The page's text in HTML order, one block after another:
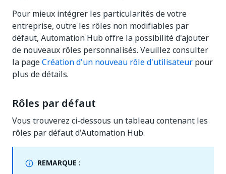
Pour mieux intégrer les particularités de votre
entreprise, outre les rôles non modifiables par
défaut, Automation Hub offre la possibilité d'ajouter
de nouveaux rôles personnalisés. Veuillez consulter
la pageCréation d'un nouveau rôle d'utilisateur pour
plus de détails.
Rôles par défaut
Vous trouverez ci-dessous un tableau contenant les
rôles par défaut d'Automation Hub.
REMARQUE :